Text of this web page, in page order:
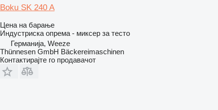
Boku SK 240 A
Цена на барање
Индустриска опрема - миксер за тесто
Германија, Weeze
Thünnesen GmbH Bäckereimaschinen
Контактирајте го продавачот